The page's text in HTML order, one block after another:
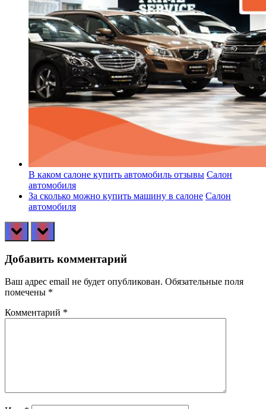
В каком салоне купить автомобиль отзывы Салон
автомобиля
За сколько можно купить машину в салоне Салон
автомобиля
prev next
Добавить комментарий
Ваш адрес email не будет опубликован. Обязательные поля
помечены *
Комментарий *